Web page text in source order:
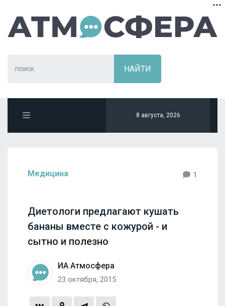
8 августа, 2026
Медицина 1
Диетологи предлагают кушать
бананы вместе с кожурой - и
сытно и полезно
ИА Атмосфера
23 октября, 2015